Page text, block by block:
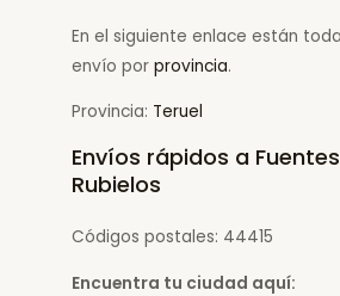
En el siguiente enlace están
envío por provincia.
Provincia: Teruel
Envíos rápidos a
Rubielos
Códigos postales: 44415
Encuentra tu ciudad aquí: